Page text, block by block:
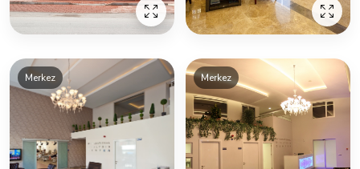
Merkez Merkez